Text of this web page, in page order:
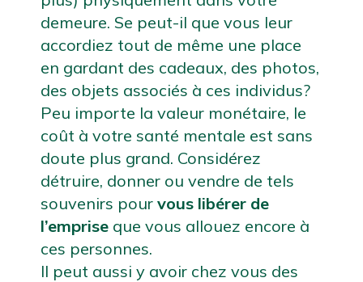
demeure. Se peut-il que vous leur
accordiez tout de même une place
en gardant des cadeaux, des photos,
des objets associés à ces individus?
Peu importe la valeur monétaire, le
coût à votre santé mentale est sans
doute plus grand. Considérez
détruire, donner ou vendre de tels
souvenirs pour vous libérer de
l’emprise que vous allouez encore à
ces personnes.
Il peut aussi y avoir chez vous des